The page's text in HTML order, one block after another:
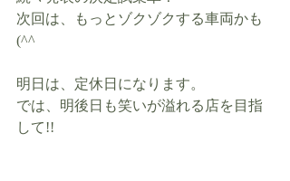
次回は、もっとゾクゾクする車両かも
(^^ゞ
明日は、定休日になります。
では、明後日も笑いが溢れる店を目指
して!!